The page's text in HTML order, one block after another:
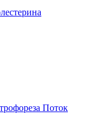
Поток